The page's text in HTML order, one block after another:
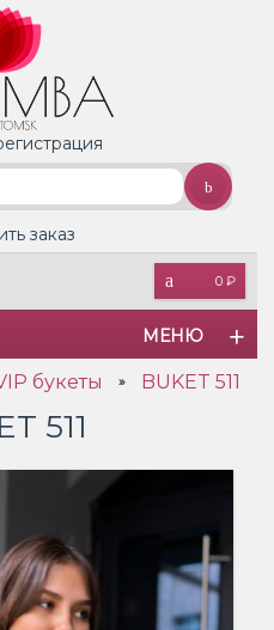
0 ₽
заказ
МЕНЮ
букеты » BUKET 511
511